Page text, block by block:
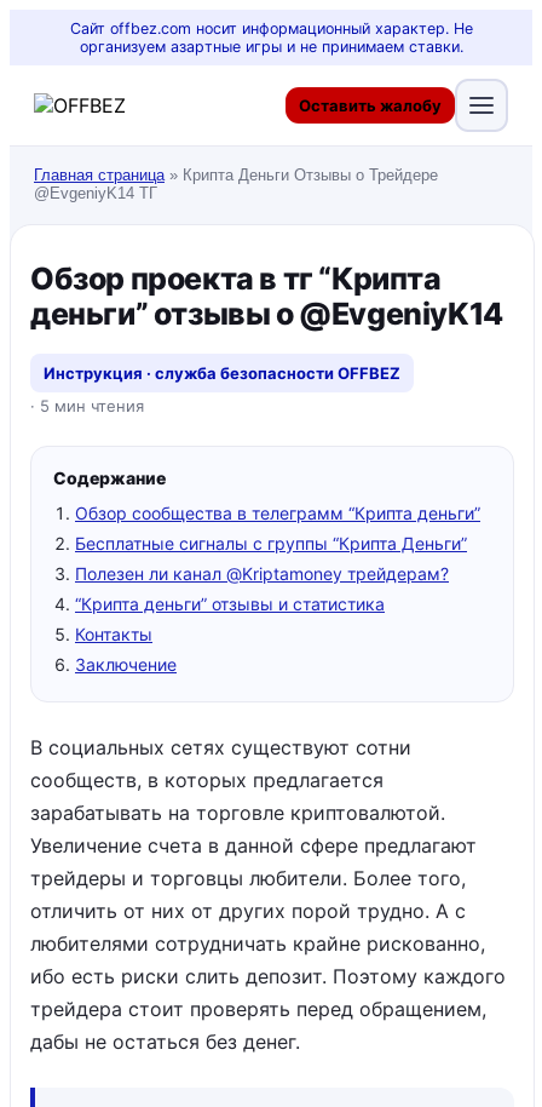
Сайт offbez.com носит информационный характер. Не
организуем азартные игры и не принимаем ставки.
Оставить жалобу
Главная страница» Крипта Деньги Отзывы о Трейдере
@EvgeniyK14 ТГ
Обзор проекта в тг “Крипта
деньги” отзывы о @EvgeniyK14
Инструкция · служба безопасности OFFBEZ
· 5 мин чтения
Содержание
Обзор сообщества в телеграмм “Крипта деньги”
Бесплатные сигналы с группы “Крипта Деньги”
Полезен ли канал @Kriptamoney трейдерам?
“Крипта деньги” отзывы и статистика
Контакты
Заключение
В социальных сетях существуют сотни
сообществ, в которых предлагается
зарабатывать на торговле криптовалютой.
Увеличение счета в данной сфере предлагают
трейдеры и торговцы любители. Более того,
отличить от них от других порой трудно. А с
любителями сотрудничать крайне рискованно,
ибо есть риски слить депозит. Поэтому каждого
трейдера стоит проверять перед обращением,
дабы не остаться без денег.